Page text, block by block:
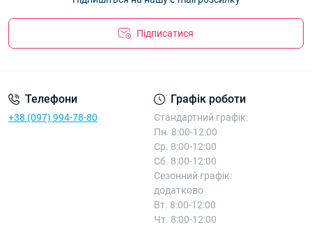
Підписатися
Телефони
+38 (097) 994-78-80
Графік роботи
Стандартний графік:
Пн. 8:00-12:00
Ср. 8:00-12:00
Сб. 8:00-12:00
Сезонний графік:
додатково
Вт. 8:00-12:00
Чт. 8:00-12:00